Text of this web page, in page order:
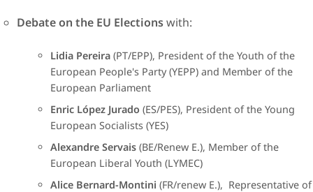
Debate on the EU Electionswith:
Lidia Pereira (PT/EPP), President of the Youth of the
European People's Party (YEPP) and Member of the
European Parliament​
Enric López Jurado (ES/PES), President of the Young
European Socialists (YES)
Alexandre Servais (BE/Renew E.), Member of the
European Liberal Youth (LYMEC)
Alice Bernard-Montini (FR/renew E.), Representative of